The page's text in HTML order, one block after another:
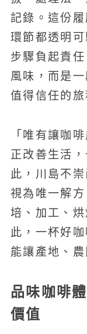
記錄。這份
環節都透明
步驟負起責
風味，而是
值得信任的旅
「唯有讓咖
正改善生活
此，川島不
視為唯一解
培、加工、
此，一杯好
能讓產地、
品味咖啡
價值